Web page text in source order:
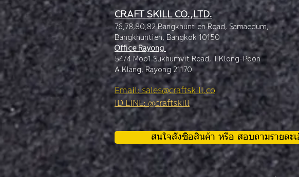
CRAFT SKILL CO.,LTD.
76,78,80,82 Bangkhuntien Road, Samaedum,
Bangkhuntien, Bangkok 10150
Office Rayong
54/4 Moo1 Sukhumvit Road, T.Klong-Poon
A.Klang, Rayong 21170
Email: sales@craftskill.co
ID LINE: @craftskill
สนใจสั่งซื้อสินค้า หรือ สอบถามรายละ